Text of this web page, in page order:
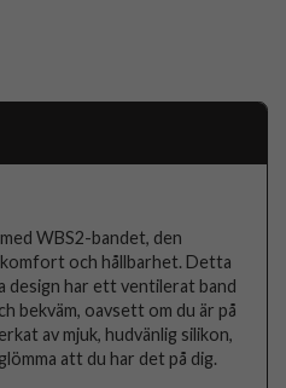
WBS2-bandet, den
och hållbarhet. Detta
design har ett ventilerat band
bekväm, oavsett om du är på
av mjuk, hudvänlig silikon,
att du har det på dig.